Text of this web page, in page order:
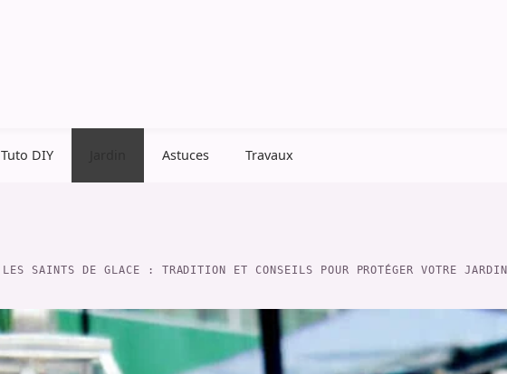
Tuto DIY Astuces Travaux
LES SAINTS DE GLACE : TRADITION ET CONSEILS POUR PROTÉGER VOTRE JARDIN